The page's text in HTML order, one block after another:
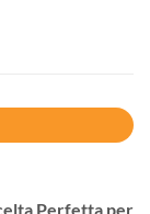
Perfetta per